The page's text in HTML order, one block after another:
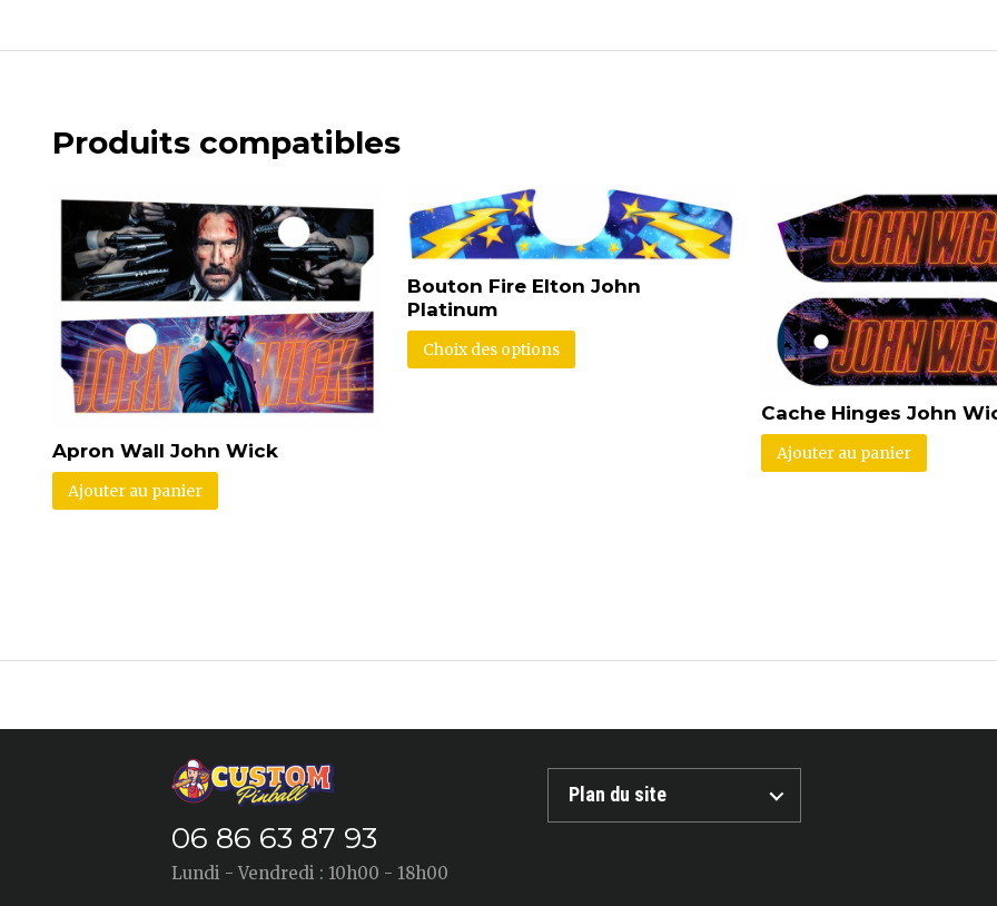
Produits compatibles
Apron Wall John Wick
Ajouter au panier
Bouton Fire Elton John
Platinum
Choix des options
Cache Hinges John
Ajouter au panier
06 86 63 87 93
Lundi - Vendredi : 10h00 - 18h00
Plan du site